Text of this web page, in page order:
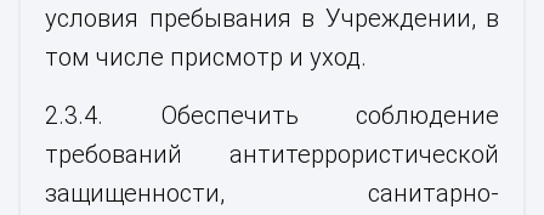
условия пребывания в Учреждении, в
том числе присмотр и уход.
2.3.4. Обеспечить соблюдение
требований антитеррористической
защищенности, санитарно-